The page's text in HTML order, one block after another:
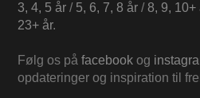
3, 4, 5 år / 5, 6, 7, 8 år /8, 9, 10+
23+ år.
Følg os på facebook og
opdateringer og inspiration til